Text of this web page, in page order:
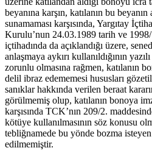
beyanına karşın, katılanın bu
sunamaması karşısında, Yargıtay
Kurulu’nun 24.03.1989 tarih ve 1998/
içtihadında da açıklandığı üzere,
anlaşmaya aykırı kullanıldığının
zorunlu olmasına rağmen, katılanın
delil ibraz edememesi hususları
sanıklar hakkında verilen beraat
görülmemiş olup, katılanın bonoya
karşısında TCK’nın 209/2.
kötüye kullanılmasının söz konusu
tebliğnamede bu yönde bozma
edilmemiştir.